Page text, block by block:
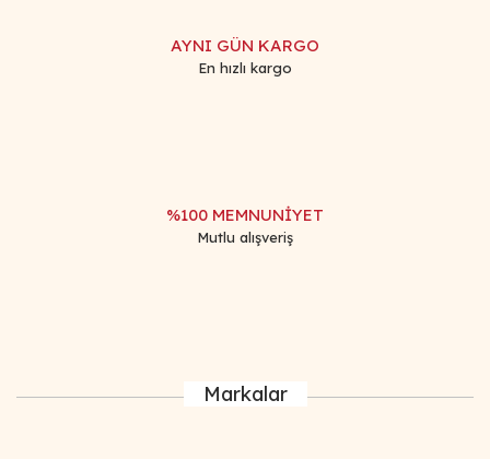
AYNI GÜN KARGO
En hızlı kargo
%100 MEMNUNİYET
Mutlu alışveriş
Markalar